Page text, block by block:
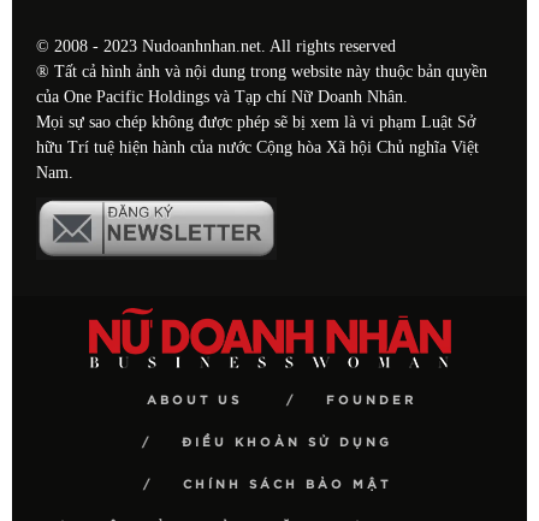
© 2008 - 2023 Nudoanhnhan.net. All rights reserved
® Tất cả hình ảnh và nội dung trong website này thuộc bản quyền
của One Pacific Holdings và Tạp chí Nữ Doanh Nhân.
Mọi sự sao chép không được phép sẽ bị xem là vi phạm Luật Sở
hữu Trí tuệ hiện hành của nước Cộng hòa Xã hội Chủ nghĩa Việt
Nam.
ABOUT US FOUNDER
ĐIỀU KHOẢN SỬ DỤNG
CHÍNH SÁCH BẢO MẬT